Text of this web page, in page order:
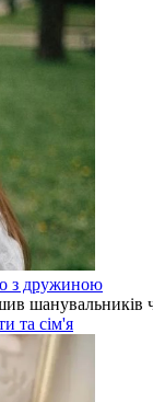
з дружиною
та сім'я